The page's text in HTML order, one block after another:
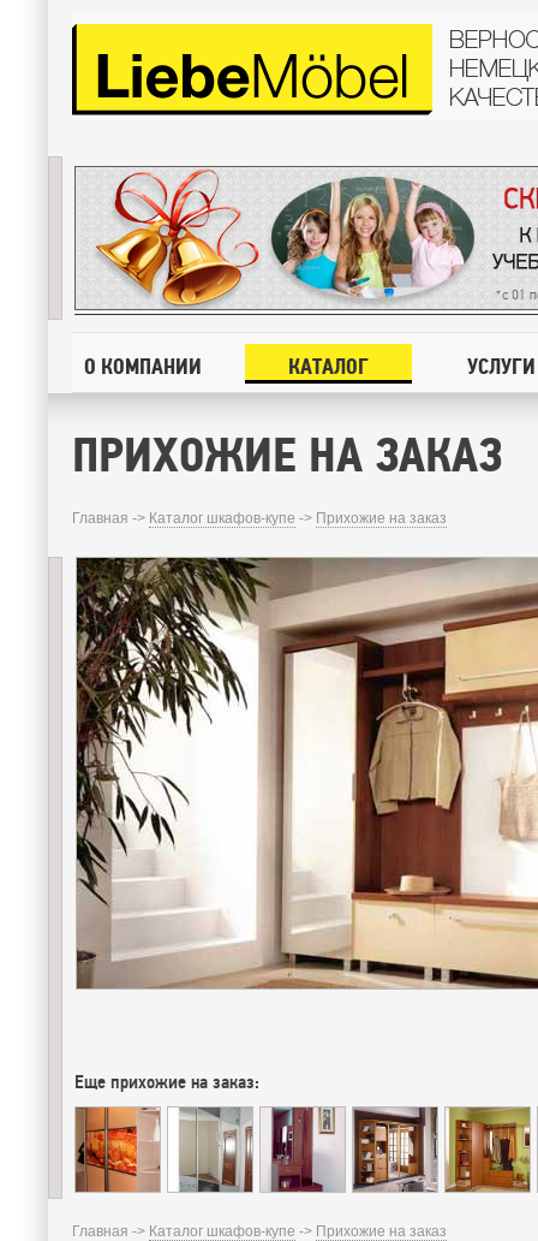
О КОМПАНИИ КАТАЛОГ УСЛУГИ
ПРИХОЖИЕ НА ЗАКАЗ
Главная -> Каталог шкафов-купе -> Прихожие на заказ
Еще прихожие на заказ:
Главная -> Каталог шкафов-купе -> Прихожие на заказ